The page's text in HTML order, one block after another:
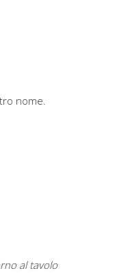
nome.
al tavolo